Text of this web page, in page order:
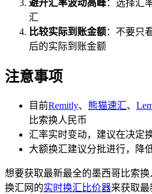
避开汇率波动高峰：选择汇
汇
比较实际到账金额：不要只
后的实际到账金额
注意事项
目前Remitly、 熊猫速汇、
比索换人民币
汇率实时变动，建议在决定
大额换汇建议分批进行，降
想要获取最新最全的墨西哥比索
换汇网的实时换汇比价器来获取